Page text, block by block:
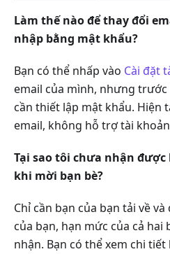
Làm thế nào để thay đổi
nhập bằng mật khẩu?
Bạn có thể nhấp vào Cài đặt
email của mình, nhưng
cần thiết lập mật khẩu. Hiện
email, không hỗ trợ tài
Tại sao tôi chưa nhận
khi mời bạn bè?
Chỉ cần bạn của bạn tải về
của bạn, hạn mức của cả
nhận. Bạn có thể xem chi